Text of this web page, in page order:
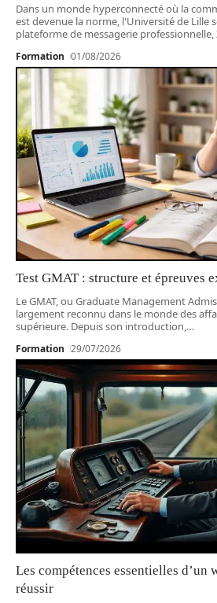
Dans un monde hyperconnecté où la
est devenue la norme, l'Université de Lille
plateforme de messagerie professionnelle,
Formation 01/08/2026
Test GMAT : structure et épreuves
Le GMAT, ou Graduate Management
largement reconnu dans le monde des
supérieure. Depuis son introduction,…
Formation 29/07/2026
Les compétences essentielles d’un
réussir